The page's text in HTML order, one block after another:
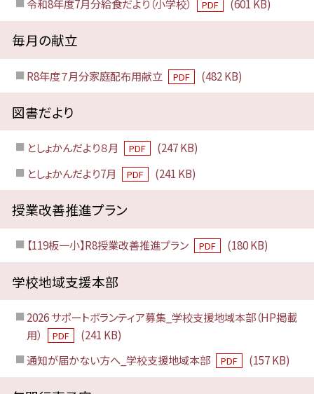
令和8年度7月分給食だより（小学校） PDF (601 KB)
毎月の献立
R8年度７月分家庭配布用献立 PDF (482 KB)
図書だより
としょかんだより８月 PDF
(247 KB)
としょかんだより7月
PDF (241 KB)
授業改善推進プラン
【119板一小】R8授業改善推進プラン PDF (180 KB)
学校地域支援本部
2026 サポートボランティア募集_学校支援地域本部（HP掲載
用）
PDF
(241 KB)
通知が届かない方へ_学校支援地域本部
PDF (157 KB)